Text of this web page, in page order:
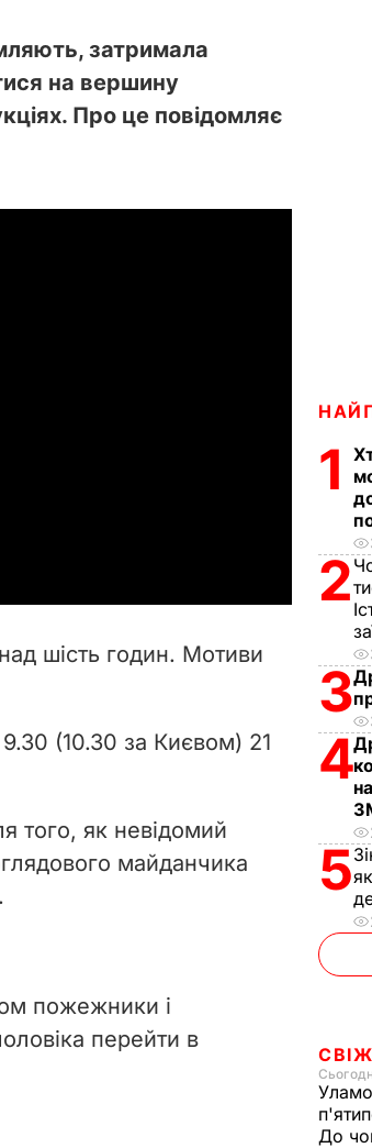
затримала
на вершину
Про це повідомляє
шість годин. Мотиви
(10.30 за Києвом) 21
того, як невідомий
майданчика
пожежники і
перейти в
1
2
3
4
5
До